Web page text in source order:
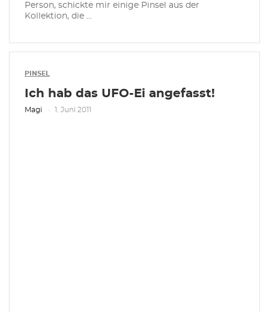
Person, schickte mir einige Pinsel aus der
Kollektion, die ...
PINSEL
Ich hab das UFO-Ei angefasst!
Magi 1. Juni 2011